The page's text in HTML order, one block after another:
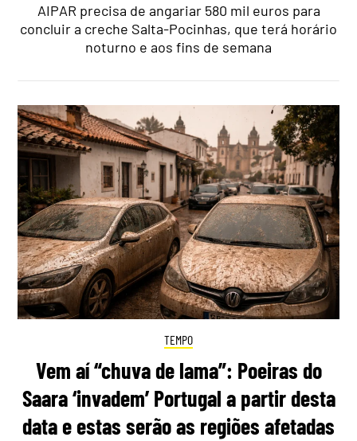
AIPAR precisa de angariar 580 mil euros para
concluir a creche Salta-Pocinhas, que terá horário
noturno e aos fins de semana
TEMPO
Vem aí “chuva de lama”: Poeiras do
Saara ‘invadem’ Portugal a partir desta
data e estas serão as regiões afetadas